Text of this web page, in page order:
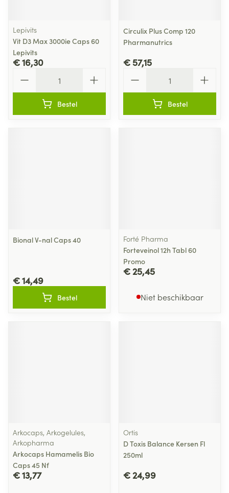
Lepivits
Vit D3 Max 3000ie Caps 60
Lepivits
€ 16,30
Bestel
Circulix Plus Comp 120
Pharmanutrics
€ 57,15
Bestel
Bional V-nal Caps 40
€ 14,49
Bestel
Forté Pharma
Forteveinol 12h Tabl 60
Promo
€ 25,45
Niet beschikbaar
Arkocaps, Arkogelules,
Arkopharma
Arkocaps Hamamelis Bio
Caps 45 Nf
€ 13,77
Ortis
D Toxis Balance Kersen Fl
250ml
€ 24,99